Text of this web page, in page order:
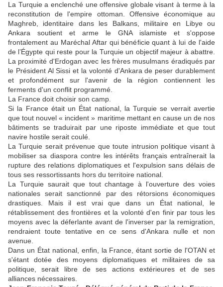
La Turquie a enclenché une offensive globale visant à terme à la
reconstitution de l'empire ottoman. Offensive économique au
Maghreb, identitaire dans les Balkans, militaire en Libye ou
Ankara soutient et arme le GNA islamiste et s'oppose
frontalement au Maréchal Aftar qui bénéficie quant à lui de l'aide
de l’Égypte qui reste pour la Turquie un objectif majeur à abattre.
La proximité d'Erdogan avec les frères musulmans éradiqués par
le Président Al Sissi et la volonté d'Ankara de peser durablement
et profondément sur l'avenir de la région contiennent les
ferments d'un conflit programmé.
La France doit choisir son camp.
Si la France était un État national, la Turquie se verrait avertie
que tout nouvel « incident » maritime mettant en cause un de nos
bâtiments se traduirait par une riposte immédiate et que tout
navire hostile serait coulé.
La Turquie serait prévenue que toute intrusion politique visant à
mobiliser sa diaspora contre les intérêts français entraînerait la
rupture des relations diplomatiques et l'expulsion sans délais de
tous ses ressortissants hors du territoire national.
La Turquie saurait que tout chantage à l'ouverture des voies
nationales serait sanctionné par des rétorsions économiques
drastiques. Mais il est vrai que dans un État national, le
rétablissement des frontières et la volonté d'en finir par tous les
moyens avec la déferlante avant de l'inverser par la remigration,
rendraient toute tentative en ce sens d'Ankara nulle et non
avenue.
Dans un État national, enfin, la France, étant sortie de l'OTAN et
s'étant dotée des moyens diplomatiques et militaires de sa
politique, serait libre de ses actions extérieures et de ses
alliances nécessaires.